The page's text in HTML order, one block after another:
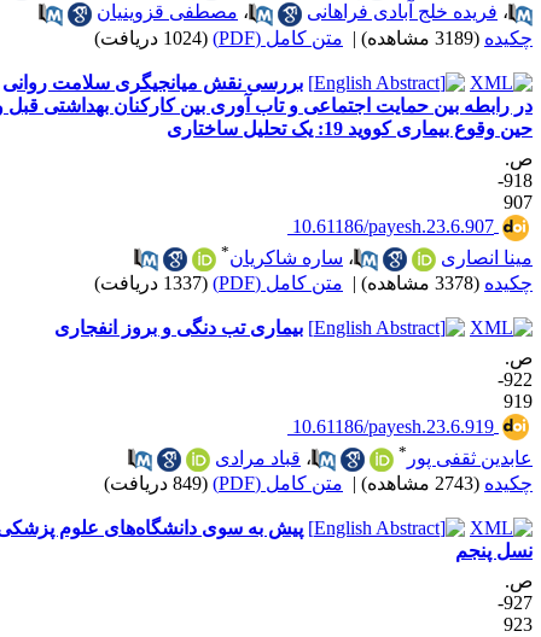
،فریده خلج آبادی فراهانی ،مصطفی قزوینیان
(3189 مشاهده) | متن کامل (PDF) (1024 دریافت)
بررسی نقش میانجیگری سلامت روانی
رابطه بین حمایت اجتماعی و تاب آوری بین کارکنان بهداشتی قبل و
وقوع بیماری کووید 19: یک تحلیل ساختاری
918-
‎ 10.61186/payesh.23.6.907
انصاری
،ساره شاکریان *
(3378 مشاهده) | متن کامل (PDF) (1337 دریافت)
بیماری تب دنگی و بروز انفجاری
922-
‎ 10.61186/payesh.23.6.919
ثقفی پور
،قباد مرادی
(2743 مشاهده) | متن کامل (PDF) (849 دریافت)
پیش به سوی دانشگاه‌های علوم پزشکی
پنجم
927-